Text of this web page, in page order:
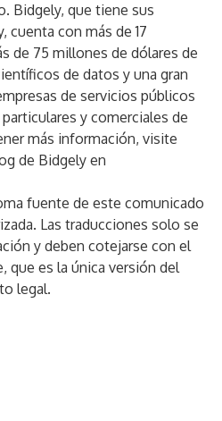
Bidgely, que tiene sus
cuenta con más de 17
de 75 millones de dólares de
de datos y una gran
de servicios públicos
y comerciales de
más información, visite
de Bidgely en
fuente de este comunicado
Las traducciones solo se
y deben cotejarse con el
que es la única versión del
legal.